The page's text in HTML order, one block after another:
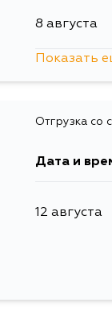
8 августа
12 августа
Показать
Отгрузка со
Дата и
12 августа